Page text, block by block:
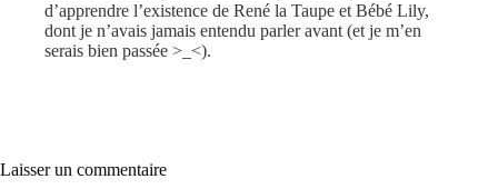
d’apprendre l’existence de René la Taupe et Bébé Lily,
dont je n’avais jamais entendu parler avant (et je m’en
serais bien passée >_<).
Laisser un commentaire